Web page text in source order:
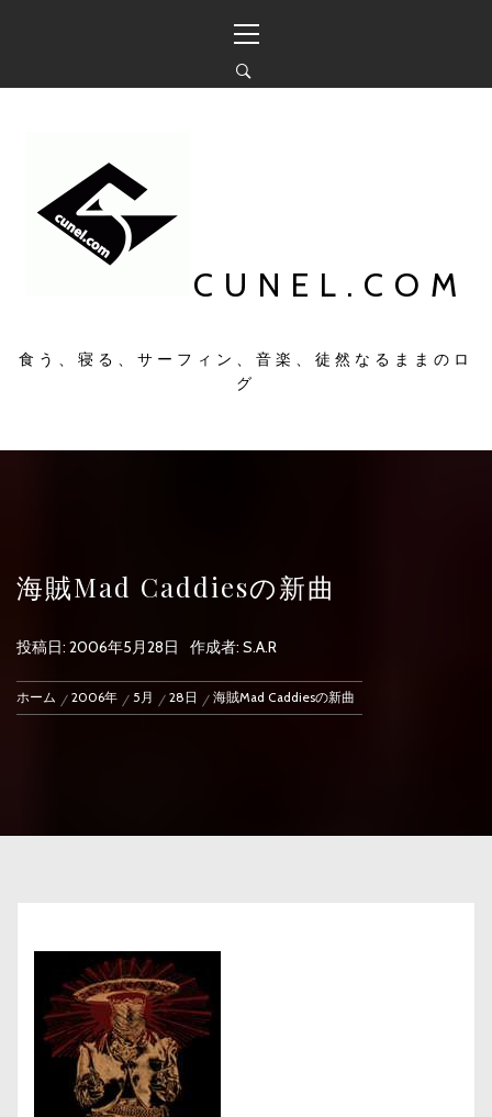
ン
イ
ン
メ
CUNEL.COM
食う、寝る、サーフィン、音楽、徒然なるままのロ
グ
海賊Mad Caddiesの新曲
投稿日: 2006年5月28日 作成者: S.A.R
ホーム 2006年 5月 28日 海賊Mad Caddiesの新曲